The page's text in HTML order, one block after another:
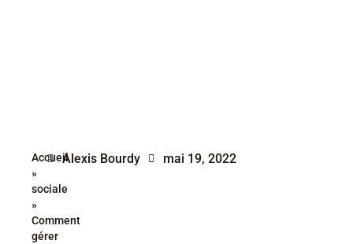
Accueil
»
sociale
»
Comment
gérer
Alexis Bourdy mai 19, 2022